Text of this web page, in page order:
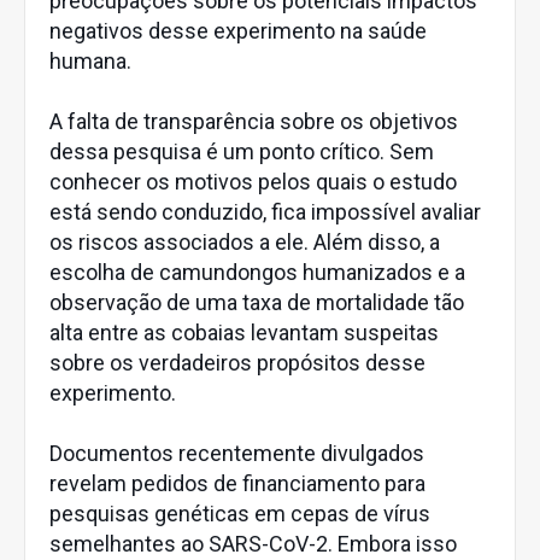
negativos desse experimento na saúde
humana.
A falta de transparência sobre os objetivos
dessa pesquisa é um ponto crítico. Sem
conhecer os motivos pelos quais o estudo
está sendo conduzido, fica impossível avaliar
os riscos associados a ele. Além disso, a
escolha de camundongos humanizados e a
observação de uma taxa de mortalidade tão
alta entre as cobaias levantam suspeitas
sobre os verdadeiros propósitos desse
experimento.
Documentos recentemente divulgados
revelam pedidos de financiamento para
pesquisas genéticas em cepas de vírus
semelhantes ao SARS-CoV-2. Embora isso